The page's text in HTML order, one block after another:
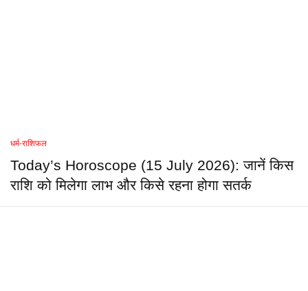
धर्म-राशिफल
Today’s Horoscope (15 July 2026): जानें किस
राशि को मिलेगा लाभ और किसे रहना होगा सतर्क